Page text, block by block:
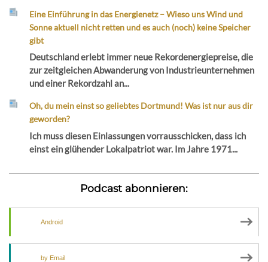
Eine Einführung in das Energienetz – Wieso uns Wind und
Sonne aktuell nicht retten und es auch (noch) keine Speicher
gibt
Deutschland erlebt immer neue Rekordenergiepreise, die
zur zeitgleichen Abwanderung von Industrieunternehmen
und einer Rekordzahl an...
Oh, du mein einst so geliebtes Dortmund! Was ist nur aus dir
geworden?
Ich muss diesen Einlassungen vorrausschicken, dass ich
einst ein glühender Lokalpatriot war. Im Jahre 1971...
Podcast abonnieren:
Android
by Email